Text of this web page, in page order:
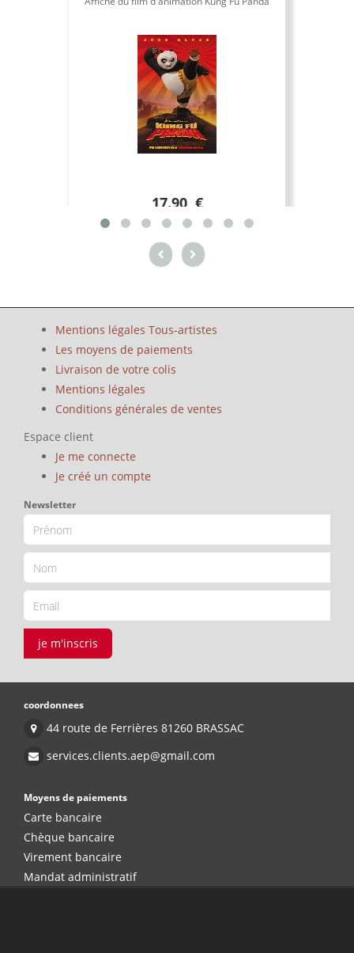
17.90 €
Mentions légales Tous-artistes
Les moyens de paiements
Livraison de votre colis
Mentions légales
Conditions générales de ventes
Espace client
Je me connecte
Je créé un compte
Newsletter
je m'inscris
coordonnees
44 route de Ferrières 81260 BRASSAC
services.clients.aep@gmail.com
Moyens de paiements
Carte bancaire
Chèque bancaire
Virement bancaire
Mandat administratif